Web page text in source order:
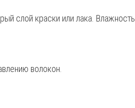
слой краски или лака. Влажность
волокон.